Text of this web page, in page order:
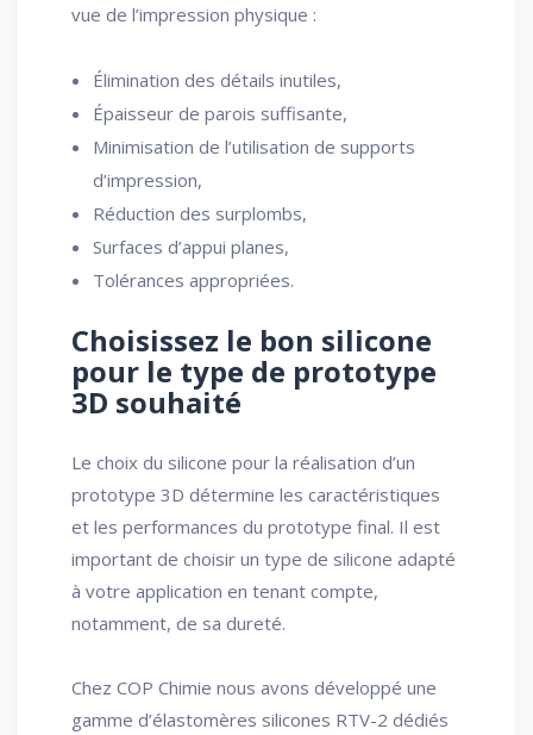
vue de l’impression physique :
Élimination des détails inutiles,
Épaisseur de parois suffisante,
Minimisation de l’utilisation de supports
d’impression,
Réduction des surplombs,
Surfaces d’appui planes,
Tolérances appropriées.
Choisissez le bon silicone
pour le type de prototype
3D souhaité
Le choix du silicone pour la réalisation d’un
prototype 3D détermine les caractéristiques
et les performances du prototype final. Il est
important de choisir un type de silicone adapté
à votre application en tenant compte,
notamment, de sa dureté.
Chez COP Chimie nous avons développé une
gamme d’élastomères silicones RTV-2 dédiés